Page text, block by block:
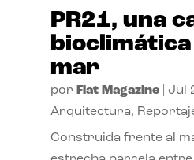
PR21, una
mar
por Flat Magazine| Jul
Arquitectura,
Construida frente al